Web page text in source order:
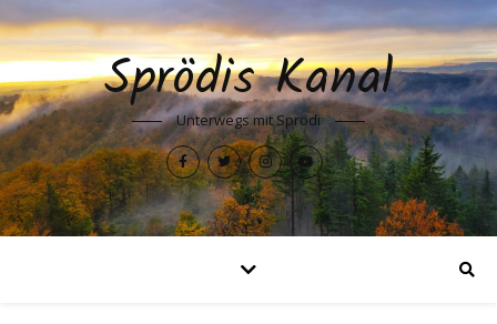
Sprödis Kanal
Unterwegs mit Sprödi